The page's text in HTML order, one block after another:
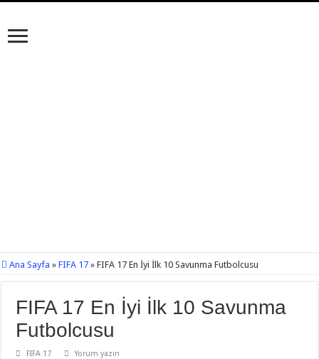
Ana Sayfa » FIFA 17 » FIFA 17 En İyi İlk 10 Savunma Futbolcusu
FIFA 17 En İyi İlk 10 Savunma
Futbolcusu
FIFA 17 Yorum yazın